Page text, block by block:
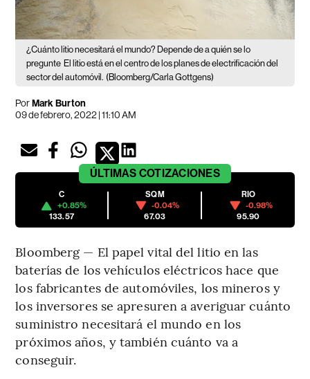
¿Cuánto litio necesitará el mundo? Depende de a quién se lo
pregunte El litio está en el centro de los planes de electrificación del
sector del automóvil. (Bloomberg/Carla Gottgens)
PorMark Burton
09 de febrero, 2022 | 11:10 AM
ÚLTIMAS COTIZACIONES
C
+0.85%
133.57
SQM
-0.04%
67.03
RIO
-0.98%
95.90
Bloomberg — El papel vital del litio en las
baterías de los vehículos eléctricos hace que
los fabricantes de automóviles, los mineros y
los inversores se apresuren a averiguar cuánto
suministro necesitará el mundo en los
próximos años, y también cuánto va a
conseguir.